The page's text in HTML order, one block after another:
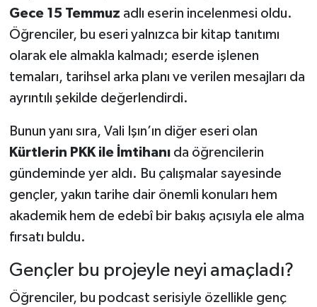
Gece 15 Temmuz adlı eserin incelenmesi oldu.
Öğrenciler, bu eseri yalnızca bir kitap tanıtımı
olarak ele almakla kalmadı; eserde işlenen
temaları, tarihsel arka planı ve verilen mesajları da
ayrıntılı şekilde değerlendirdi.
Bunun yanı sıra, Vali Işın’ın diğer eseri olan
Kürtlerin PKK ile İmtihanıda öğrencilerin
gündeminde yer aldı. Bu çalışmalar sayesinde
gençler, yakın tarihe dair önemli konuları hem
akademik hem de edebî bir bakış açısıyla ele alma
fırsatı buldu.
Gençler bu projeyle neyi amaçladı?
Öğrenciler, bu podcast serisiyle özellikle genç